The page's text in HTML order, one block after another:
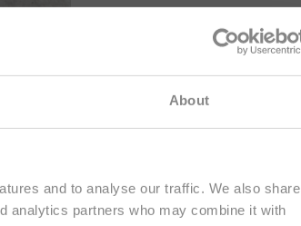
About
and to analyse our traffic. We also share
analytics partners who may combine it with
el contenido está dirigido
.